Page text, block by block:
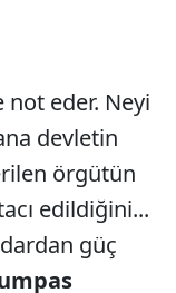
not eder. Neyi
devletin
örgütün
edildiğini...
güç